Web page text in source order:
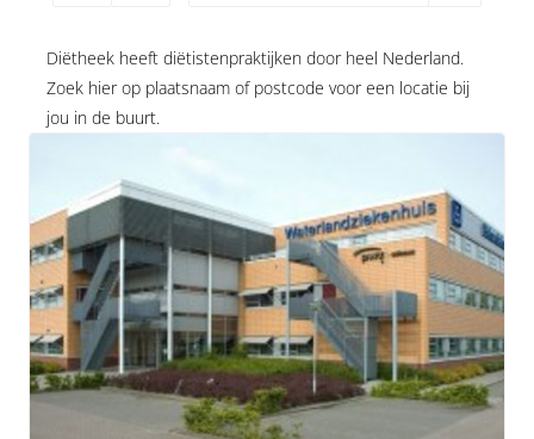
Diëtheek heeft diëtistenpraktijken door heel Nederland.
Zoek hier op plaatsnaam of postcode voor een locatie bij
jou in de buurt.